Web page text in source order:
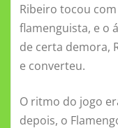
Ribeiro tocou
flamenguista, e o
de certa demora,
e converteu.
O ritmo do jogo
depois, o